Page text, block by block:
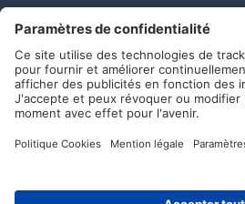
Clients
Fournisseurs
Conditions de stockage
Réseaux sociaux